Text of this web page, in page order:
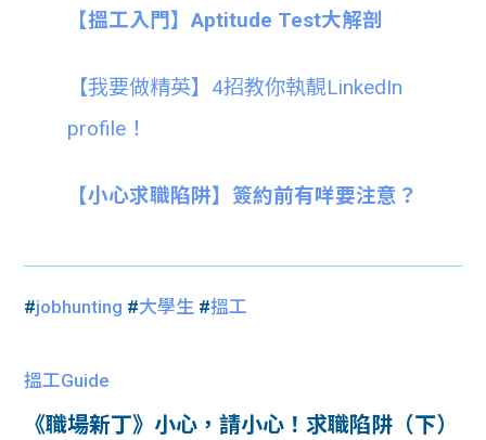
【搵工入門】Aptitude Test大解剖
【我要做精英】4招教你執靚LinkedIn
profile！
【小心求職陷阱】簽約前有咩要注意？
#jobhunting #大學生 #搵工
搵工Guide
《職場新丁》小心，請小心！求職陷阱（下）